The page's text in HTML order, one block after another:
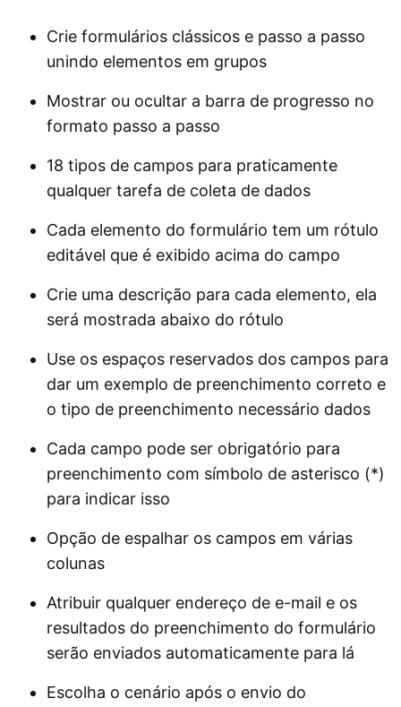
Crie formulários clássicos e passo a passo
unindo elementos em grupos
Mostrar ou ocultar a barra de progresso no
formato passo a passo
18 tipos de campos para praticamente
qualquer tarefa de coleta de dados
Cada elemento do formulário tem um rótulo
editável que é exibido acima do campo
Crie uma descrição para cada elemento, ela
será mostrada abaixo do rótulo
Use os espaços reservados dos campos para
dar um exemplo de preenchimento correto e
o tipo de preenchimento necessário dados
Cada campo pode ser obrigatório para
preenchimento com símbolo de asterisco (*)
para indicar isso
Opção de espalhar os campos em várias
colunas
Atribuir qualquer endereço de e-mail e os
resultados do preenchimento do formulário
serão enviados automaticamente para lá
Escolha o cenário após o envio do